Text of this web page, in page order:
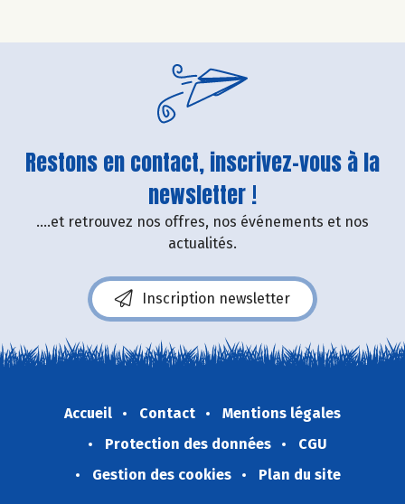
Restons en contact, inscrivez-vous à la
newsletter !
....et retrouvez nos offres, nos événements et nos
actualités.
Inscription newsletter
Accueil Contact
Mentions légales
Protection des données
CGU
Gestion des cookies
Plan du site